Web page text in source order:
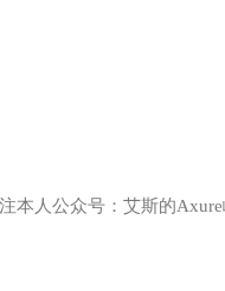
本人公众号：艾斯的